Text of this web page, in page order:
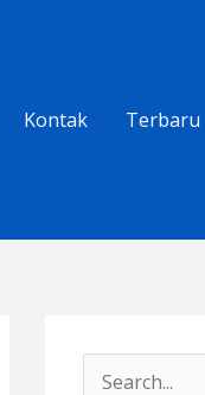
Kontak Terbaru